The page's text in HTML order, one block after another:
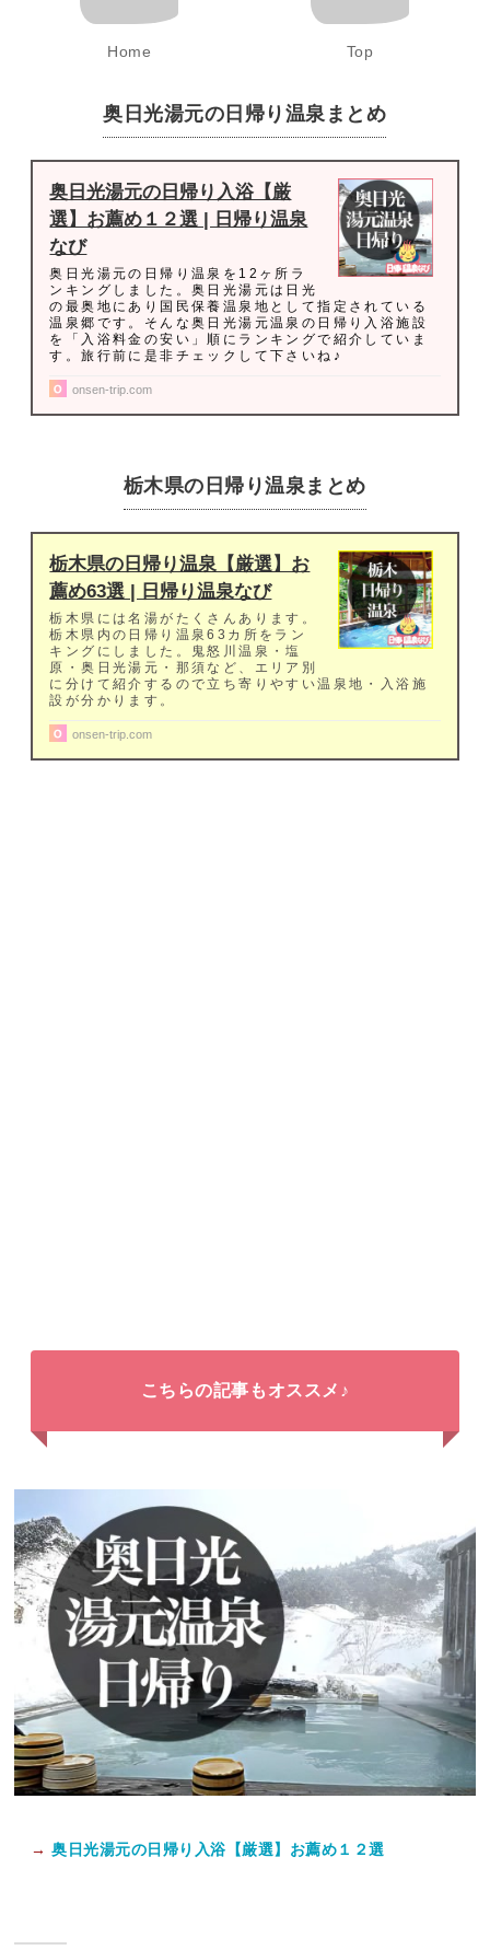
Home Top
奥日光湯元の日帰り温泉まとめ
奥日光湯元の日帰り入浴【厳
選】お薦め１２選 | 日帰り温泉
なび
奥日光湯元の日帰り温泉を12ヶ所ラ
ンキングしました。奥日光湯元は日光
の最奥地にあり国民保養温泉地として指定されている
温泉郷です。そんな奥日光湯元温泉の日帰り入浴施設
を「入浴料金の安い」順にランキングで紹介していま
す。旅行前に是非チェックして下さいね♪
onsen-trip.com
栃木県の日帰り温泉まとめ
栃木県の日帰り温泉【厳選】お
薦め63選 | 日帰り温泉なび
栃木県には名湯がたくさんあります。
栃木県内の日帰り温泉63カ所をラン
キングにしました。鬼怒川温泉・塩
原・奥日光湯元・那須など、エリア別
に分けて紹介するので立ち寄りやすい温泉地・入浴施
設が分かります。
onsen-trip.com
こちらの記事もオススメ♪
→ 奥日光湯元の日帰り入浴【厳選】お薦め１２選